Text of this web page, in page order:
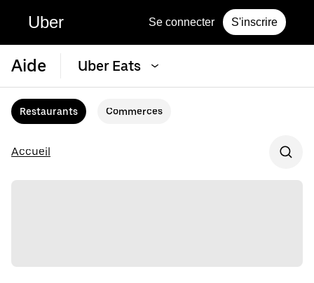
Uber Se connecter S'inscrire
Aide Uber Eats
Restaurants Commerces
Accueil